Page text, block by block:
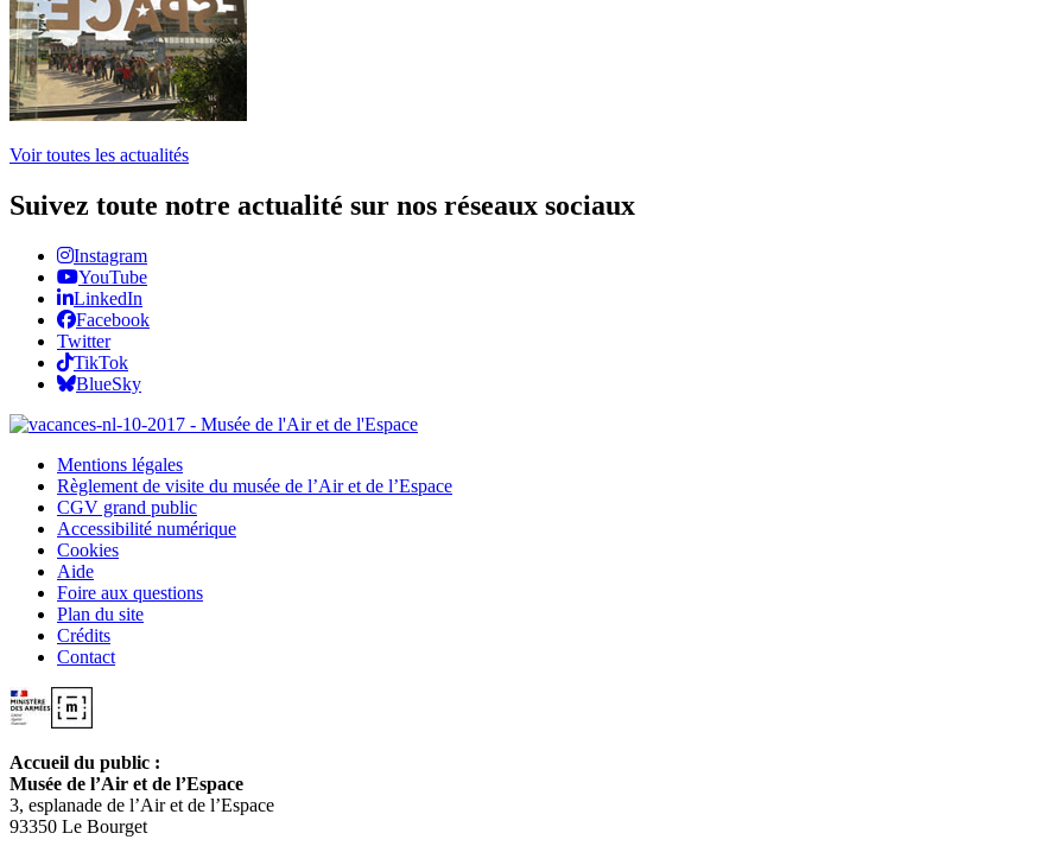
Voir toutes les actualités
Suivez toute notre actualité sur nos réseaux sociaux
Instagram
YouTube
LinkedIn
Facebook
Twitter
TikTok
BlueSky
Mentions légales
Règlement de visite du musée de l’Air et de l’Espace
CGV grand public
Accessibilité numérique
Cookies
Aide
Foire aux questions
Plan du site
Crédits
Contact
Accueil du public :
Musée de l’Air et de l’Espace
3, esplanade de l’Air et de l’Espace
93350 Le Bourget